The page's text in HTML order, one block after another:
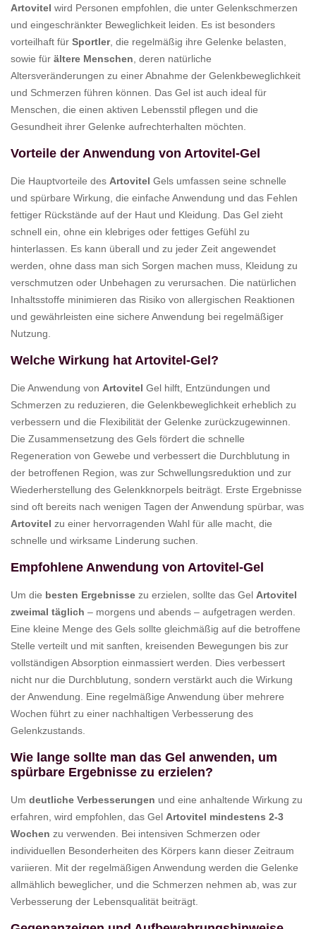
Artovitel wird Personen empfohlen, die unter Gelenkschmerzen
und eingeschränkter Beweglichkeit leiden. Es ist besonders
vorteilhaft für Sportler, die regelmäßig ihre Gelenke belasten,
sowie für ältere Menschen , deren natürliche
Altersveränderungen zu einer Abnahme der Gelenkbeweglichkeit
und Schmerzen führen können. Das Gel ist auch ideal für
Menschen, die einen aktiven Lebensstil pflegen und die
Gesundheit ihrer Gelenke aufrechterhalten möchten.
Vorteile der Anwendung von Artovitel-Gel
Die Hauptvorteile des Artovitel Gels umfassen seine schnelle
und spürbare Wirkung, die einfache Anwendung und das Fehlen
fettiger Rückstände auf der Haut und Kleidung. Das Gel zieht
schnell ein, ohne ein klebriges oder fettiges Gefühl zu
hinterlassen. Es kann überall und zu jeder Zeit angewendet
werden, ohne dass man sich Sorgen machen muss, Kleidung zu
verschmutzen oder Unbehagen zu verursachen. Die natürlichen
Inhaltsstoffe minimieren das Risiko von allergischen Reaktionen
und gewährleisten eine sichere Anwendung bei regelmäßiger
Nutzung.
Welche Wirkung hat Artovitel-Gel?
Die Anwendung von Artovitel Gel hilft, Entzündungen und
Schmerzen zu reduzieren, die Gelenkbeweglichkeit erheblich zu
verbessern und die Flexibilität der Gelenke zurückzugewinnen.
Die Zusammensetzung des Gels fördert die schnelle
Regeneration von Gewebe und verbessert die Durchblutung in
der betroffenen Region, was zur Schwellungsreduktion und zur
Wiederherstellung des Gelenkknorpels beiträgt. Erste Ergebnisse
sind oft bereits nach wenigen Tagen der Anwendung spürbar, was
Artovitel zu einer hervorragenden Wahl für alle macht, die
schnelle und wirksame Linderung suchen.
Empfohlene Anwendung von Artovitel-Gel
Um die besten Ergebnisse zu erzielen, sollte das Gel Artovitel
zweimal täglich – morgens und abends – aufgetragen werden.
Eine kleine Menge des Gels sollte gleichmäßig auf die betroffene
Stelle verteilt und mit sanften, kreisenden Bewegungen bis zur
vollständigen Absorption einmassiert werden. Dies verbessert
nicht nur die Durchblutung, sondern verstärkt auch die Wirkung
der Anwendung. Eine regelmäßige Anwendung über mehrere
Wochen führt zu einer nachhaltigen Verbesserung des
Gelenkzustands.
Wie lange sollte man das Gel anwenden, um
spürbare Ergebnisse zu erzielen?
Um deutliche Verbesserungen und eine anhaltende Wirkung zu
erfahren, wird empfohlen, das Gel Artovitel mindestens 2-3
Wochen zu verwenden. Bei intensiven Schmerzen oder
individuellen Besonderheiten des Körpers kann dieser Zeitraum
variieren. Mit der regelmäßigen Anwendung werden die Gelenke
allmählich beweglicher, und die Schmerzen nehmen ab, was zur
Verbesserung der Lebensqualität beiträgt.